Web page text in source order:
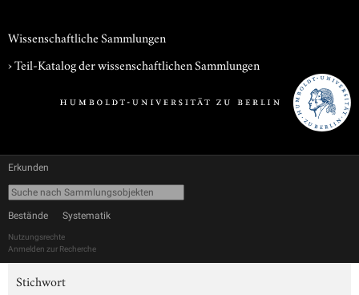
Wissenschaftliche Sammlungen
› Teil-Katalog der wissenschaftlichen Sammlungen
Erkunden
Bestände Systematik
Nutzungsrechte
Anmelden zur Recherche
Stichwort